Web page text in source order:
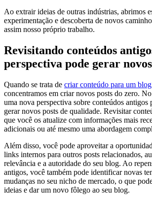
Ao extrair ideias de outras indústrias, abrimos
experimentação e descoberta de novos
assim nosso próprio trabalho.
Revisitando conteúdos
perspectiva pode gerar
Quando se trata de criar conteúdo para um blog
concentramos em criar novos posts do zero.
uma nova perspectiva sobre conteúdos antigos
gerar novos posts de qualidade. Revisitar
que você os atualize com informações mais
adicionais ou até mesmo uma abordagem
Além disso, você pode aproveitar a
links internos para outros posts relacionados,
relevância e a autoridade do seu blog. Ao
antigos, você também pode identificar novas
mudanças no seu nicho de mercado, o que
ideias e dar um novo fôlego ao seu blog.